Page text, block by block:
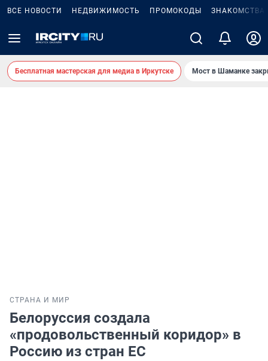
ВСЕ НОВОСТИ НЕДВИЖИМОСТЬ ПРОМОКОДЫ ЗНАКОМСТВА
Бесплатная мастерская для медиа в Иркутске Мост в Шаманке
СТРАНА И МИР
Белоруссия создала
«продовольственный коридор» в
Россию из стран ЕС